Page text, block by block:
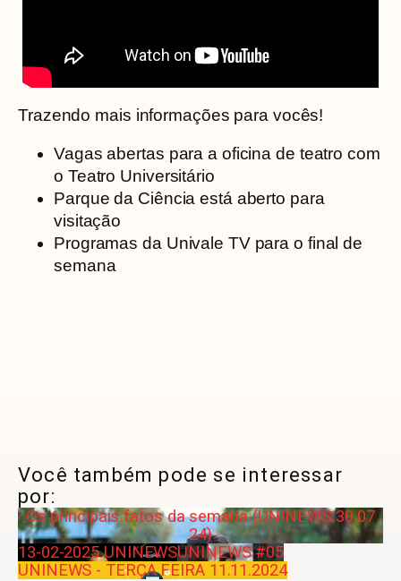
Trazendo mais informações para vocês!
Vagas abertas para a oficina de teatro com
o Teatro Universitário
Parque da Ciência está aberto para
visitação
Programas da Univale TV para o final de
semana
Você também pode se interessar
por:
Os principais fatos da semana (UNINEWS 30 07
24)
13-02-2025 UNINEWSUNINEWS #05
UNINEWS - TERÇA FEIRA 11.11.2024